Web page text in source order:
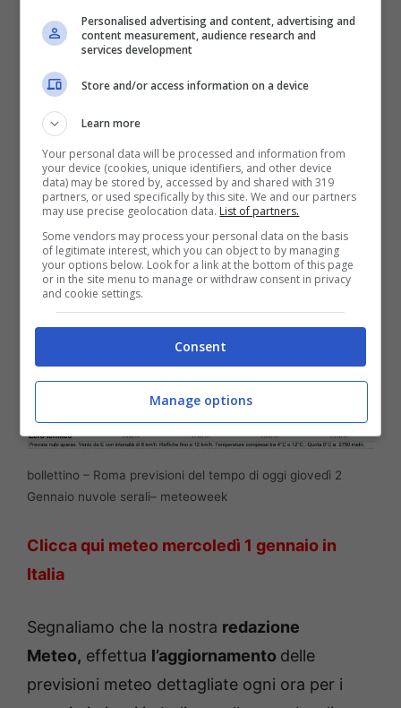
In provincia di Roma: Al mattinoSereno con
foschia,al pomeriggioSereno,la
seraSereno,la notteSereno.
bollettino – Roma previsioni del tempo di oggi giovedì 2
Gennaio nuvole serali– meteoweek
Clicca qui meteo mercoledì 1 gennaio in
Italia
Segnaliamo che la nostra redazione
Meteo, effettua l’aggiornamento delle
previsioni meteo dettagliate ogni ora per i
Personalised advertising and content, advertising and
content measurement, audience research and
services development
Store and/or access information on a device
Learn more
Your personal data will be processed and information from
your device (cookies, unique identifiers, and other device
data) may be stored by, accessed by and shared with 319
partners, or used specifically by this site. We and our partners
may use precise geolocation data. List of partners.
Some vendors may process your personal data on the basis
of legitimate interest, which you can object to by managing
your options below. Look for a link at the bottom of this page
or in the site menu to manage or withdraw consent in privacy
and cookie settings.
Consent
Manage options